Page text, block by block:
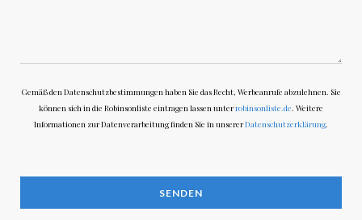
Gemäß den Datenschutzbestimmungen haben Sie das Recht, Werbeanrufe abzulehnen. Sie
können sich in die Robinsonliste eintragen lassen unterrobinsonliste.de . Weitere
Informationen zur Datenverarbeitung finden Sie in unsererDatenschutzerklärung.